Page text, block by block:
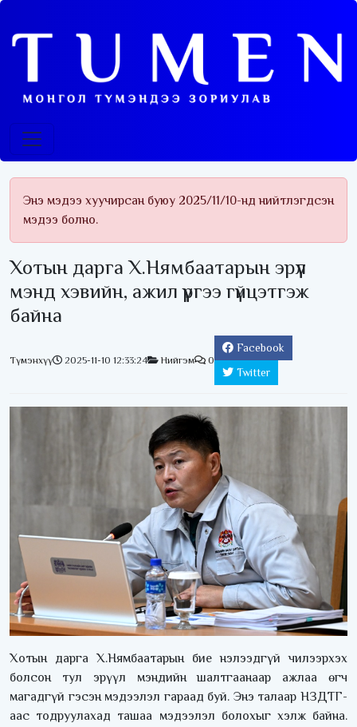
Энэ мэдээ хуучирсан буюу 2025/11/10-нд нийтлэгдсэн
мэдээ болно.
Хотын дарга Х.Нямбаатарын эрүүл
мэнд хэвийн, ажил үүргээ гүйцэтгэж
байна
Түмэнхүү 2025-11-10 12:33:24 Нийгэм 0
Facebook
Twitter
Хотын дарга Х.Нямбаатарын бие нэлээдгүй чилээрхэх
болсон тул эрүүл мэндийн шалтгаанаар ажлаа өгч
магадгүй гэсэн мэдээлэл гараад буй. Энэ талаар НЗДТГ-
аас тодруулахад ташаа мэдээлэл болохыг хэлж байна.